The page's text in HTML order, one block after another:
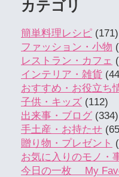
カテゴリ
簡単料理レシピ (171)
ファッション・小物
レストラン・カフェ
インテリア・雑貨
おすすめ・お役立ち
子供・キッズ (112)
出来事・ブログ (334)
手土産・お持たせ
贈り物・プレゼント
お気に入りのモノ・
今日の一枚 My